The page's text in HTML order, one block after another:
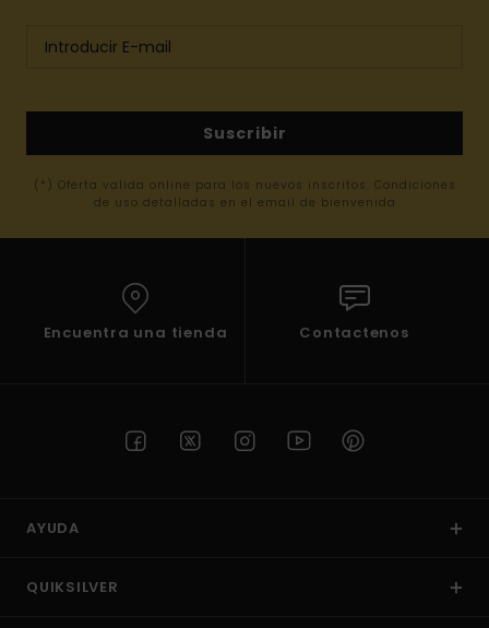
Suscribir
(*) Oferta valida online para los nuevos inscritos. Condiciones
de uso detalladas en el email de bienvenida
Encuentra una tienda Contactenos
AYUDA
QUIKSILVER